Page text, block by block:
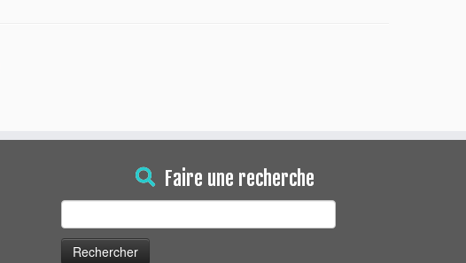
Faire une recherche